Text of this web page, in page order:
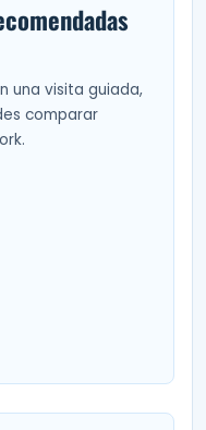
una visita guiada,
comparar